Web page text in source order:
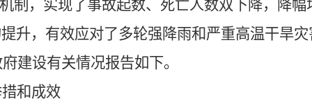
制，实现了事故起数、死亡人数双下降，降幅
升，有效应对了多轮强降雨和严重高温干旱
建设有关情况报告如下。
和成效